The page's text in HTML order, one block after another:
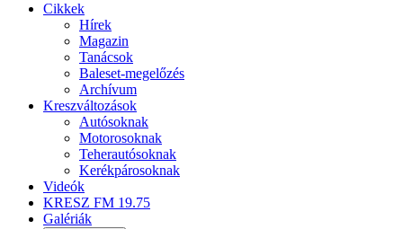
Cikkek
Hírek
Magazin
Tanácsok
Baleset-megelőzés
Archívum
Kreszváltozások
Autósoknak
Motorosoknak
Teherautósoknak
Kerékpárosoknak
Videók
KRESZ FM 19.75
Galériák